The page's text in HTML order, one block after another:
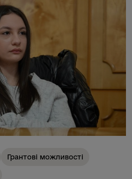
Грантові можливості